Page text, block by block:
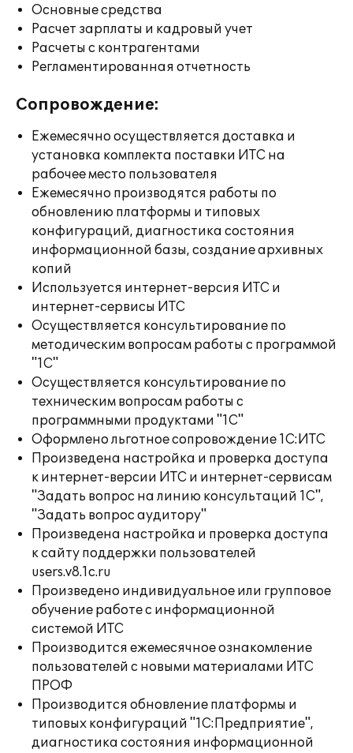
Основные средства
Расчет зарплаты и кадровый учет
Расчеты с контрагентами
Регламентированная отчетность
Сопровождение:
Ежемесячно осуществляется доставка и
установка комплекта поставки ИТС на
рабочее место пользователя
Ежемесячно производятся работы по
обновлению платформы и типовых
конфигураций, диагностика состояния
информационной базы, создание архивных
копий
Используется интернет-версия ИТС и
интернет-сервисы ИТС
Осуществляется консультирование по
методическим вопросам работы с программой
"1С"
Осуществляется консультирование по
техническим вопросам работы с
программными продуктами "1С"
Оформлено льготное сопровождение 1С:ИТС
Произведена настройка и проверка доступа
к интернет-версии ИТС и интернет-сервисам
"Задать вопрос на линию консультаций 1С",
"Задать вопрос аудитору"
Произведена настройка и проверка доступа
к сайту поддержки пользователей
users.v8.1c.ru
Произведено индивидуальное или групповое
обучение работе с информационной
системой ИТС
Производится ежемесячное ознакомление
пользователей с новыми материалами ИТС
ПРОФ
Производится обновление платформы и
типовых конфигураций "1С:Предприятие",
диагностика состояния информационной